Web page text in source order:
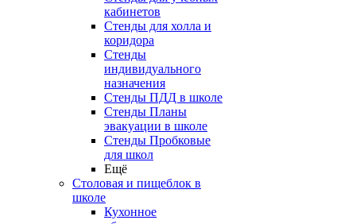
кабинетов
Стенды для холла и
коридора
Стенды
индивидуального
назначения
Стенды ПДД в школе
Стенды Планы
эвакуации в школе
Стенды Пробковые
для школ
Ещё
Столовая и пищеблок в
школе
Кухонное